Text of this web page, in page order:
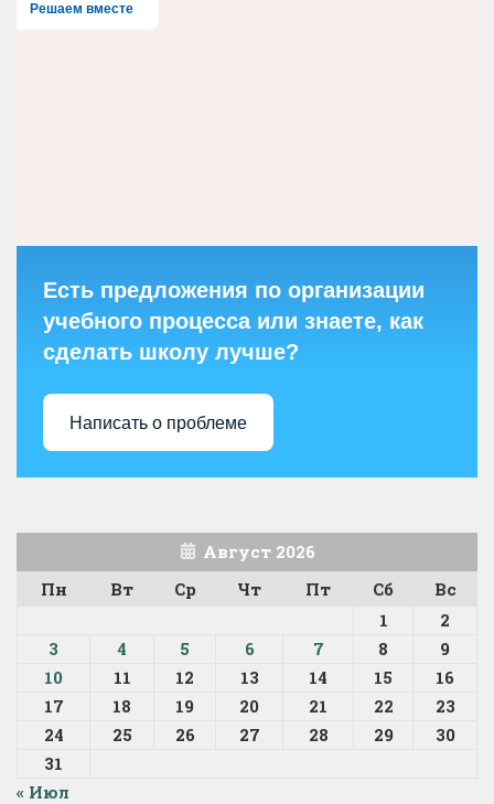
Решаем вместе
Есть предложения по организации
учебного процесса или знаете, как
сделать школу лучше?
Написать о проблеме
Август 2026
Пн
Вт Ср Чт Пт Сб
Вс
1
2
3
4 5 6 7 8
9
10
11 12 13 14 15
16
17
18 19 20 21 22
23
24
25 26 27 28 29
30
31
« Июл